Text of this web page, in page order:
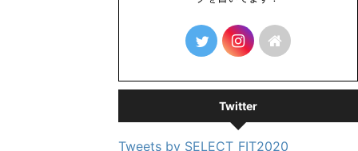
Twitter
Tweets by SELECT_FIT2020